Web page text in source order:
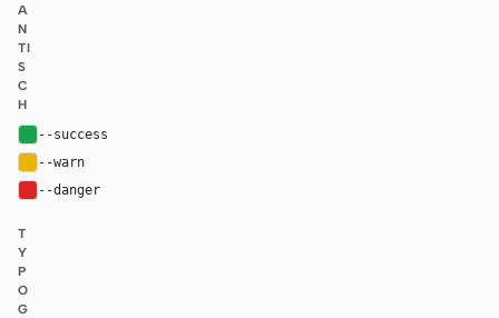
A
N
TI
S
C
H
--success
--warn
--danger
T
Y
P
O
G